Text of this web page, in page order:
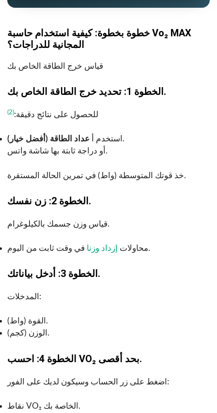
)
ج
خطوة بخطوة: كيفية استخدام حاسبة Vo₂ MAX
المجانية للدراجات؟
قياس خرج الطاقة الخاص بك
الخطوة 1: تحديد خرج الطاقة الخاص بك.
للحصول على نتائج دقيقة:(2)
استخدم أ عداد الطاقة (أفضل خيار)
.
أو دراجة ثابتة بها شاشة واتس.
خذ قوتك المتوسطة (واط) في تمرين الحالة المستقرة.
الخطوة 2: زن نفسك.
قياس وزن جسمك بالكيلوغرام.
محاولات إزداد وزنا في وقت ثابت من اليوم.
الخطوة 3: أدخل بياناتك.
المدخلات:
القوة (واط).
الوزن (كجم).
الخطوة 4: احسب VO₂ بحد أقصى.
اضغط على زر الحساب وسيكون لديك على الفور:
نقاط VO₂ الخاصة بك.